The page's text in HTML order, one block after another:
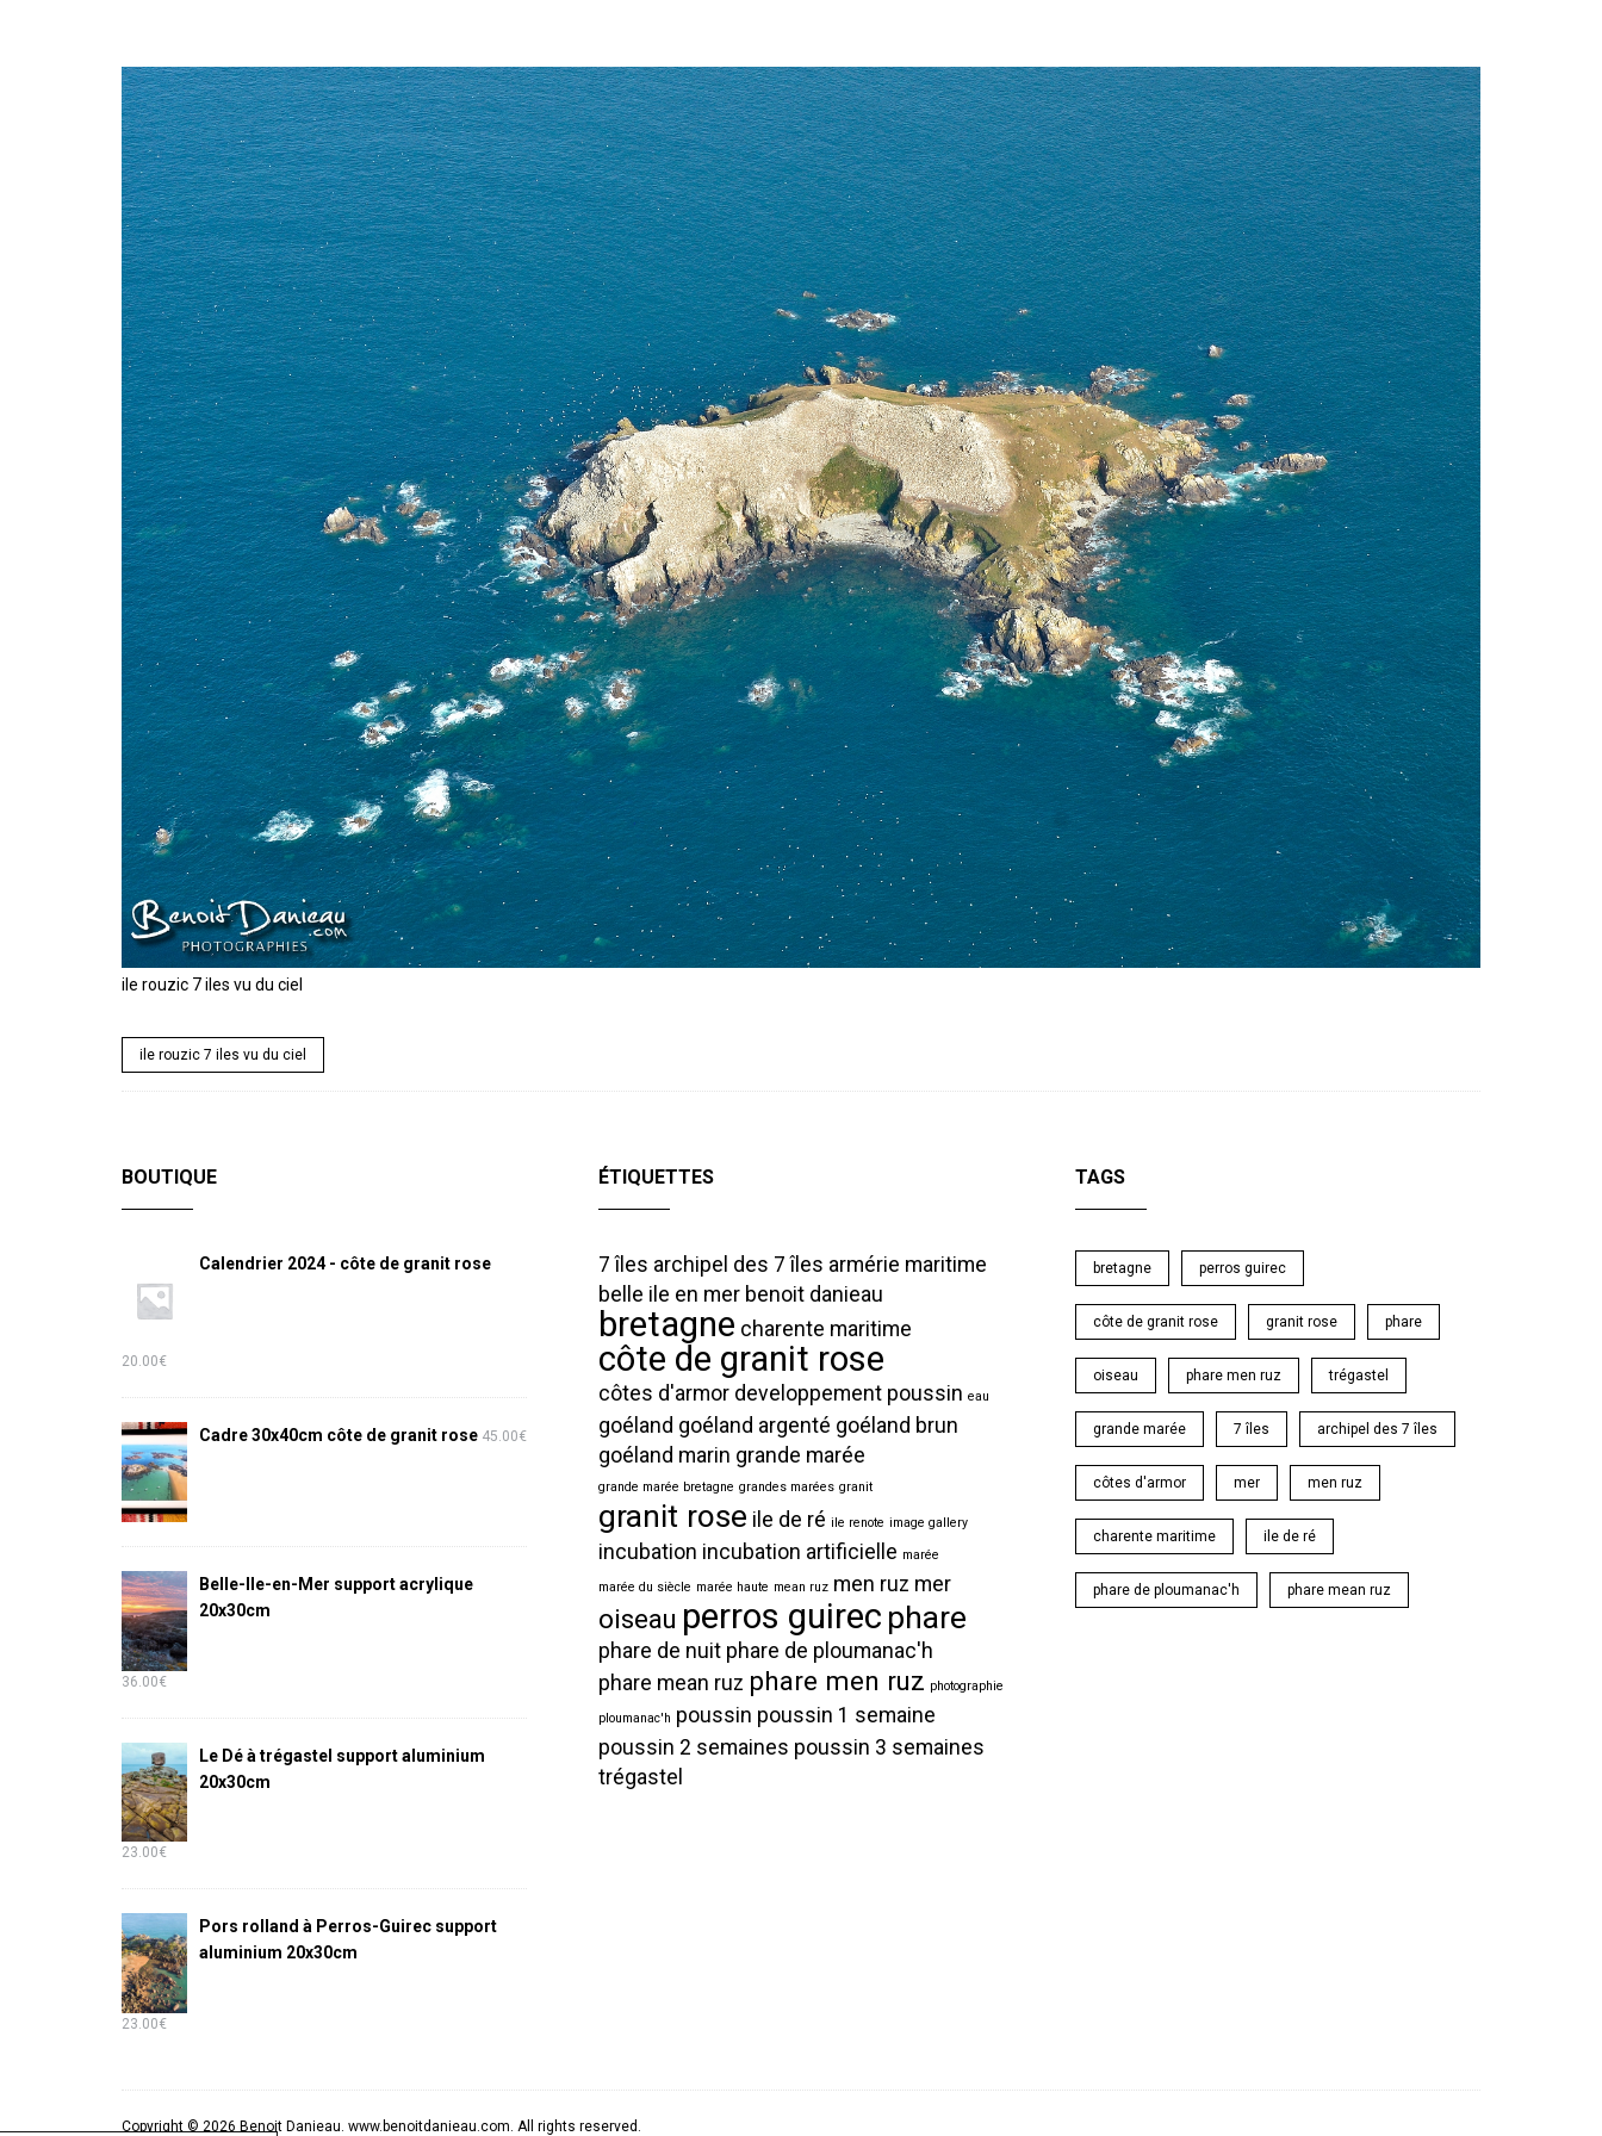
ile rouzic 7 iles vu du ciel
ile rouzic 7 iles vu du ciel
BOUTIQUE
Calendrier 2024 - côte de granit rose
20.00€
Cadre 30x40cm côte de granit rose 45.00€
Belle-Ile-en-Mer support acrylique
20x30cm
36.00€
Le Dé à trégastel support aluminium
20x30cm
23.00€
Pors rolland à Perros-Guirec support
aluminium 20x30cm
23.00€
ÉTIQUETTES
7 îles archipel des 7 îles armérie maritime
belle ile en mer benoit danieau
bretagne charente maritime
côte de granit rose
côtes d'armor developpement poussin eau
goéland goéland argenté goéland brun
goéland marin grande marée
grande marée bretagne grandes marées granit
granit rose ile de ré ile renote image gallery
incubation incubation artificielle marée
marée du siècle marée haute mean ruz men ruz mer
oiseau perros guirec phare
phare de nuit phare de ploumanac'h
phare mean ruz phare men ruz photographie
ploumanac'h poussin poussin 1 semaine
poussin 2 semaines poussin 3 semaines
trégastel
TAGS
bretagne perros guirec
côte de granit rose granit rose phare
oiseau phare men ruz trégastel
grande marée 7 îles archipel des 7 îles
côtes d'armor mer men ruz
charente maritime ile de ré
phare de ploumanac'h phare mean ruz
Copyright © 2026 Benoit Danieau. www.benoitdanieau.com. All rights reserved.